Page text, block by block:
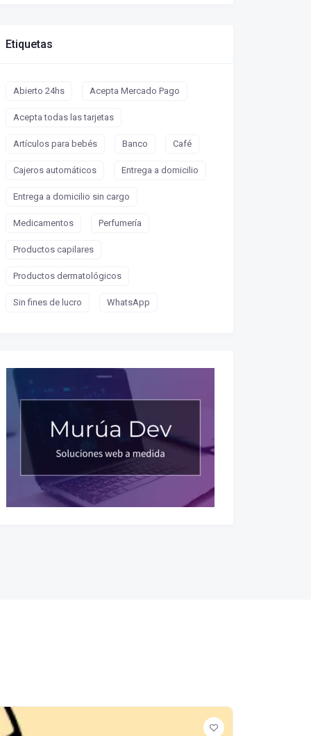
Etiquetas
Abierto 24hs Acepta Mercado Pago
Acepta todas las tarjetas
Artículos para bebés Banco Café
Cajeros automáticos Entrega a domicilio
Entrega a domicilio sin cargo
Medicamentos Perfumería
Productos capilares
Productos dermatológicos
Sin fines de lucro WhatsApp